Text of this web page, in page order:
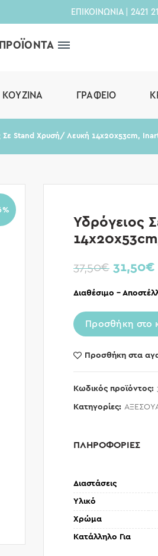
ΕΠΙΚΟΙΝΩΝΙΑ| 2421
ΠΡΟΪΟΝΤΑ
ΚΟΥΖΊΝΑ ΓΡΑΦΕΊΟ
Σε Stand Χρυσή/ Λευκή 14x20x53cm,
Υδρόγειος
37,50€ 31,50€
Διαθέσιμο –
Προσθήκη στο
Προσθήκη στα
Κωδικός προϊόντος:
Κατηγορίες:
ΠΛΗΡΟΦΟΡΙΕΣ
Διαστάσεις
Υλικό
Χρώμα
Κατάλληλο Για